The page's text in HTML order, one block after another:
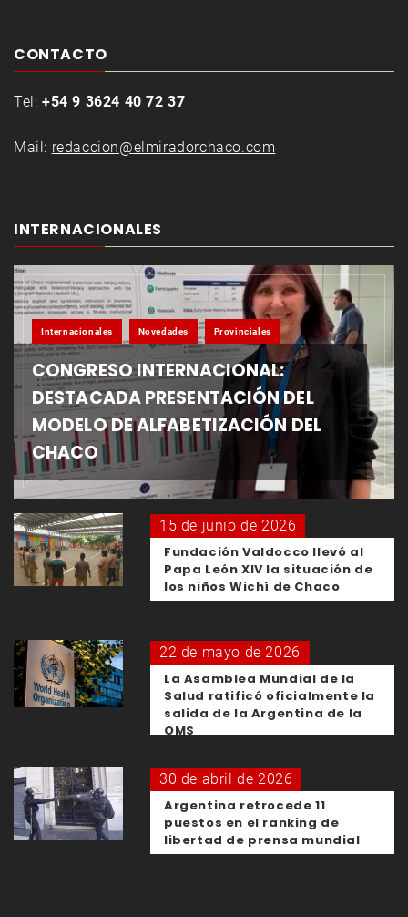
CONTACTO
Tel: +54 9 3624 40 72 37
Mail: redaccion@elmiradorchaco.com
INTERNACIONALES
Internacionales Novedades Provinciales
CONGRESO INTERNACIONAL:
DESTACADA PRESENTACIÓN DEL
MODELO DE ALFABETIZACIÓN DEL
CHACO
15 de junio de 2026
Fundación Valdocco llevó al
Papa León XIV la situación de
los niños Wichí de Chaco
22 de mayo de 2026
La Asamblea Mundial de la
Salud ratificó oficialmente la
salida de la Argentina de la
OMS
30 de abril de 2026
Argentina retrocede 11
puestos en el ranking de
libertad de prensa mundial